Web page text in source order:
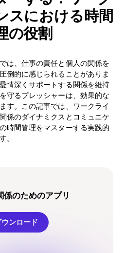
スにおける時間
の役割
は、仕事の責任と個人の関係を
倒的に感じられることがありま
情深くサポートする関係を維持
守るプレッシャーは、効果的な
す。この記事では、ワークライ
係のダイナミクスとコミュニケ
時間管理をマスターする実践的
。
係のためのアプリ
ウンロード